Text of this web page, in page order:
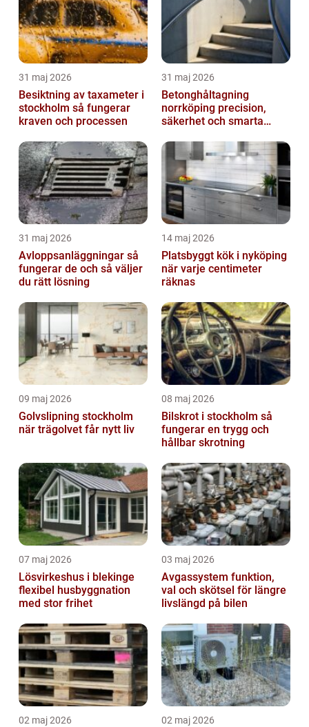
31 maj 2026
Besiktning av taxameter i
stockholm så fungerar
kraven och processen
31 maj 2026
Betonghåltagning
norrköping precision,
säkerhet och smarta
31 maj 2026
Avloppsanläggningar så
fungerar de och så väljer
du rätt lösning
14 maj 2026
Platsbyggt kök i nyköping
när varje centimeter
räknas
09 maj 2026
Golvslipning stockholm
när trägolvet får nytt liv
08 maj 2026
Bilskrot i stockholm så
fungerar en trygg och
hållbar skrotning
07 maj 2026
Lösvirkeshus i blekinge
flexibel husbyggnation
med stor frihet
03 maj 2026
Avgassystem funktion,
val och skötsel för längre
livslängd på bilen
02 maj 2026 02 maj 2026